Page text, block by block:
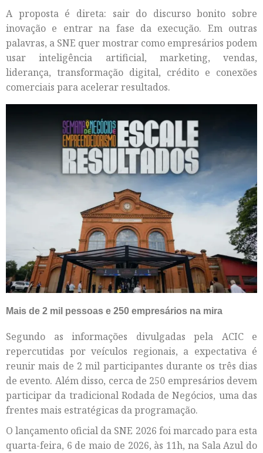
A proposta é direta: sair do discurso bonito sobre
inovação e entrar na fase da execução. Em outras
palavras, a SNE quer mostrar como empresários podem
usar inteligência artificial, marketing, vendas,
liderança, transformação digital, crédito e conexões
comerciais para acelerar resultados.
Mais de 2 mil pessoas e 250 empresários na mira
Segundo as informações divulgadas pela ACIC e
repercutidas por veículos regionais, a expectativa é
reunir mais de 2 mil participantes durante os três dias
de evento. Além disso, cerca de 250 empresários devem
participar da tradicional Rodada de Negócios, uma das
frentes mais estratégicas da programação.
O lançamento oficial da SNE 2026 foi marcado para esta
quarta-feira, 6 de maio de 2026, às 11h, na Sala Azul do